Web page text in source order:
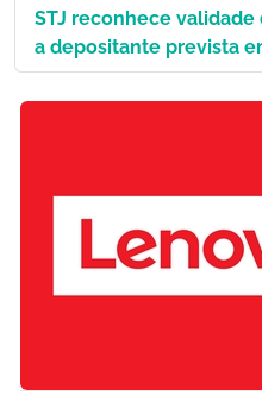
STJ reconhece
a depositante prevista